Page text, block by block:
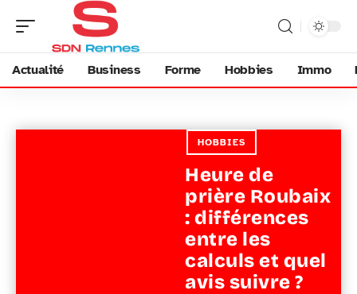
Actualité Business Forme Hobbies Immo
HOBBIES
Heure de
prière Roubaix
: différences
entre les
calculs et quel
avis suivre ?